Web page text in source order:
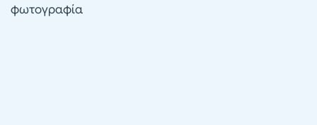
φωτογραφία